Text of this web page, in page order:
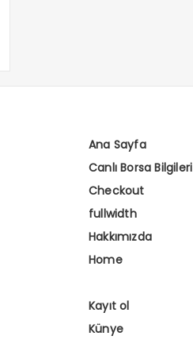
Ana Sayfa
Canlı Borsa Bilgileri
Checkout
fullwidth
Hakkımızda
Home
Kayıt ol
Künye